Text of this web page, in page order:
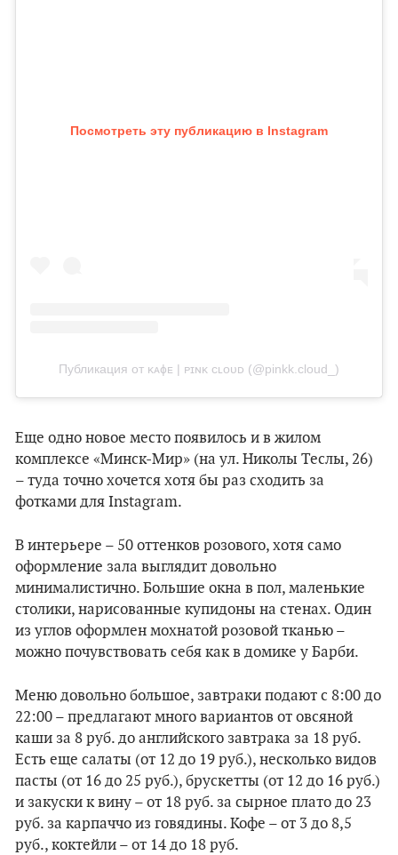
Посмотреть эту публикацию в Instagram
Публикация от ᴋᴀɸᴇ | ᴘɪɴᴋ ᴄʟᴏᴜᴅ (@pinkk.cloud_)
Еще одно новое место появилось и в жилом
комплексе «Минск-Мир» (на ул. Николы Теслы, 26)
– туда точно хочется хотя бы раз сходить за
фотками для Instagram.
В интерьере – 50 оттенков розового, хотя само
оформление зала выглядит довольно
минималистично. Большие окна в пол, маленькие
столики, нарисованные купидоны на стенах. Один
из углов оформлен мохнатой розовой тканью –
можно почувствовать себя как в домике у Барби.
Меню довольно большое, завтраки подают с 8:00 до
22:00 – предлагают много вариантов от овсяной
каши за 8 руб. до английского завтрака за 18 руб.
Есть еще салаты (от 12 до 19 руб.), несколько видов
пасты (от 16 до 25 руб.), брускетты (от 12 до 16 руб.)
и закуски к вину – от 18 руб. за сырное плато до 23
руб. за карпаччо из говядины. Кофе – от 3 до 8,5
руб., коктейли – от 14 до 18 руб.